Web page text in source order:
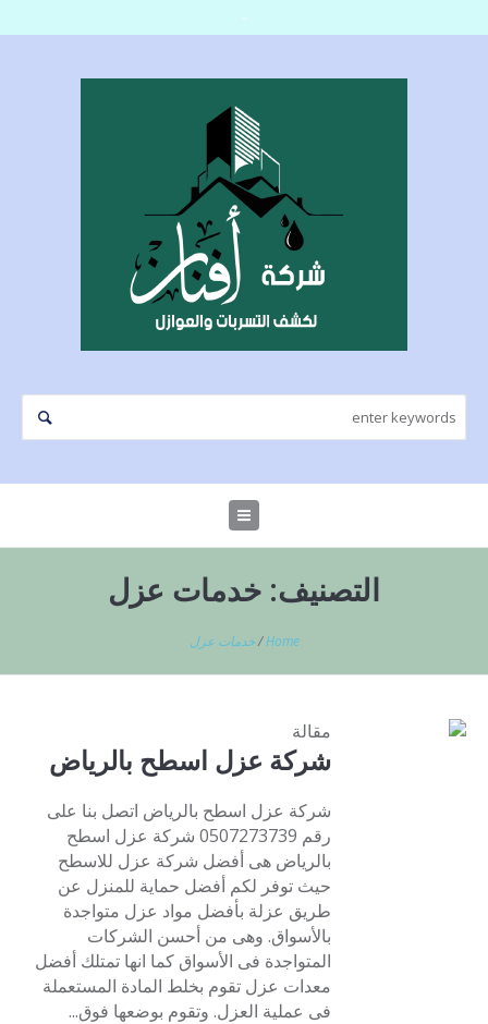
التصنيف: خدمات عزل
Home
/خدمات عزل
مقالة
شركة عزل اسطح بالرياض
شركة عزل اسطح بالرياض اتصل بنا على
رقم 0507273739 شركة عزل اسطح
بالرياض هى أفضل شركة عزل للاسطح
حيث توفر لكم أفضل حماية للمنزل عن
طريق عزلة بأفضل مواد عزل متواجدة
بالأسواق. وهى من أحسن الشركات
المتواجدة فى الأسواق كما انها تمتلك أفضل
معدات عزل تقوم بخلط المادة المستعملة
فى عملية العزل. وتقوم بوضعها فوق...